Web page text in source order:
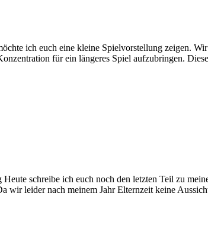
ich euch eine kleine Spielvorstellung zeigen.
für ein längeres Spiel aufzubringen.
schreibe ich euch noch den letzten Teil zu
wir leider nach meinem Jahr Elternzeit keine